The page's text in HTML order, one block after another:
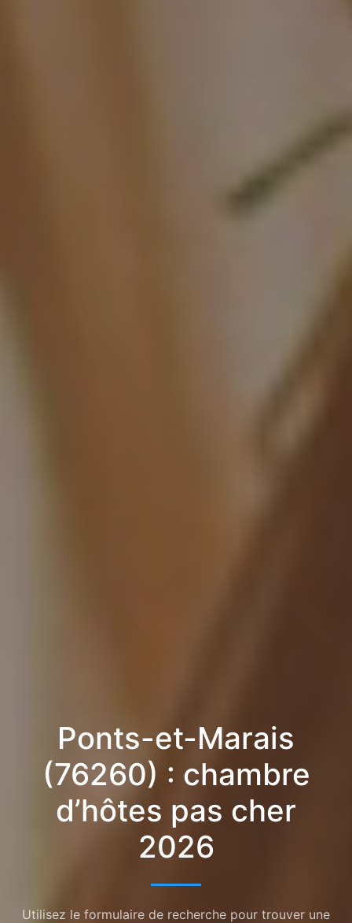
Ponts-et-Marais
(76260) : chambre
d’hôtes pas cher
2026
Utilisez le formulaire de recherche pour trouver une